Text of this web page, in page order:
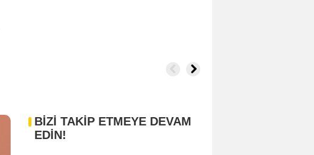
BİZİ TAKİP ETMEYE DEVAM
EDİN!